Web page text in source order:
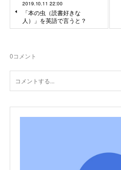
2019.10.11 22:00
「本の虫（読書好きな
人）」を英語で言うと？
0コメント